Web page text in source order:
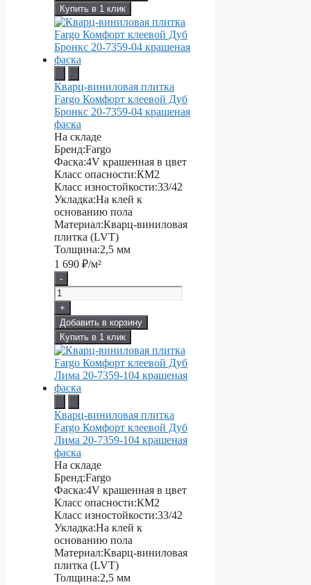
Купить в 1 клик
Кварц-виниловая плитка
Fargo Комфорт клеевой Дуб
Бронкс 20-7359-04 крашеная
фаска
На складе
Бренд:Fargo
Фаска:4V крашенная в цвет
Класс опасности:КМ2
Класс изностойкости:33/42
Укладка:На клей к
основанию пола
Материал:Кварц-виниловая
плитка (LVT)
Толщина:2,5 мм
1 690 ₽/м²
-
+
Добавить в корзину
Купить в 1 клик
Кварц-виниловая плитка
Fargo Комфорт клеевой Дуб
Лима 20-7359-104 крашеная
фаска
На складе
Бренд:Fargo
Фаска:4V крашенная в цвет
Класс опасности:КМ2
Класс изностойкости:33/42
Укладка:На клей к
основанию пола
Материал:Кварц-виниловая
плитка (LVT)
Толщина:2,5 мм